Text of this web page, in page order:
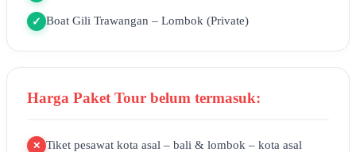
✓ Boat Gili Trawangan – Lombok (Private)
Harga Paket Tour belum termasuk:
✕ Tiket pesawat kota asal – bali & lombok – kota asal